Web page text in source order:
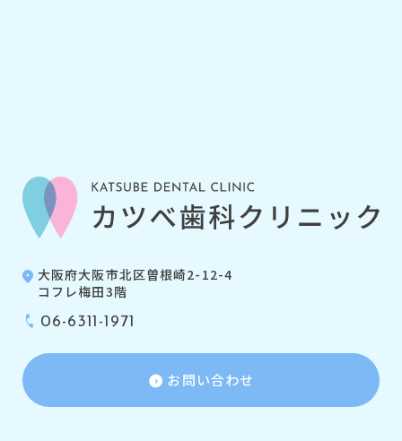
大阪府大阪市北区曽根崎2-12-4
コフレ梅田3階
06-6311-1971
お問い合わせ